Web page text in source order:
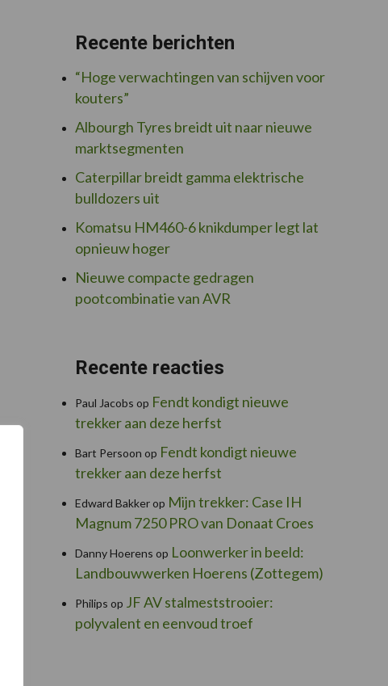
Recente berichten
“Hoge verwachtingen van schijven voor
kouters”
Albourgh Tyres breidt uit naar nieuwe
marktsegmenten
Caterpillar breidt gamma elektrische
bulldozers uit
Komatsu HM460-6 knikdumper legt lat
opnieuw hoger
Nieuwe compacte gedragen
pootcombinatie van AVR
Recente reacties
Paul Jacobs op Fendt kondigt nieuwe
trekker aan deze herfst
Bart Persoon op Fendt kondigt nieuwe
trekker aan deze herfst
Edward Bakkerop Mijn trekker: Case IH
Magnum 7250 PRO van Donaat Croes
Danny Hoerens op Loonwerker in beeld:
Landbouwwerken Hoerens (Zottegem)
Philips op JF AV stalmeststrooier:
polyvalent en eenvoud troef